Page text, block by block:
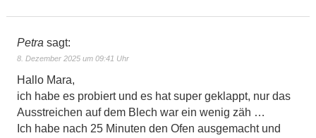
Petra sagt:
8. Dezember 2025 um 09:41 Uhr
Hallo Mara,
ich habe es probiert und es hat super geklappt, nur das
Ausstreichen auf dem Blech war ein wenig zäh …
Ich habe nach 25 Minuten den Ofen ausgemacht und